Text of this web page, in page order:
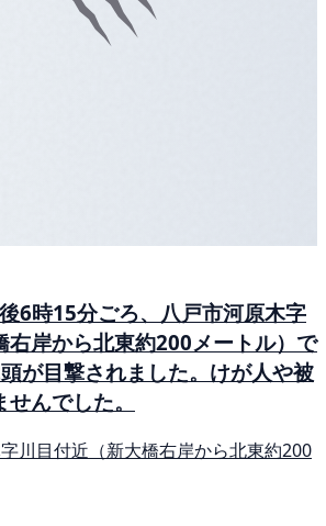
6時15分ごろ、八戸市河原木字
右岸から北東約200メートル）で
が目撃されました。けが人や被
んでした。
川目付近（新大橋右岸から北東約200